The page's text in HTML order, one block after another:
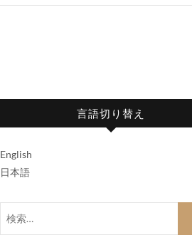
言語切り替え
English
日本語